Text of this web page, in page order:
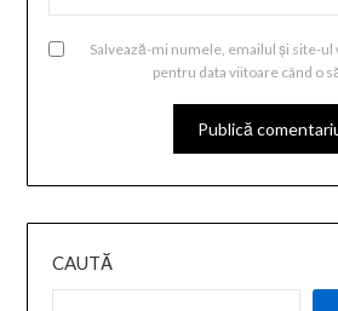
Salvează-mi numele, emailul și site-ul
pentru data viitoare când o
CAUTĂ